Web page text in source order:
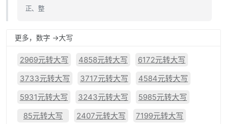
正、整
更多，数字 ->大写
2969元转大写 4858元转大写
6172元转大写
3733元转大写
3717元转大写
4584元转大写
5931元转大写
3243元转大写
5985元转大写
85元转大写
2407元转大写
7199元转大写